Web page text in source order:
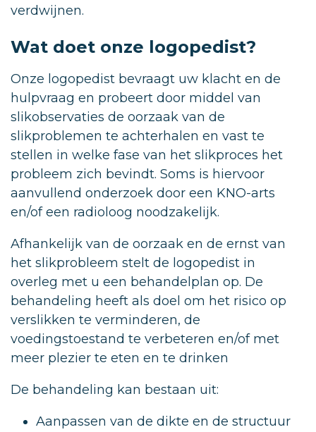
verdwijnen.
Wat doet onze logopedist?
Onze logopedist bevraagt uw klacht en de
hulpvraag en probeert door middel van
slikobservaties de oorzaak van de
slikproblemen te achterhalen en vast te
stellen in welke fase van het slikproces het
probleem zich bevindt. Soms is hiervoor
aanvullend onderzoek door een KNO-arts
en/of een radioloog noodzakelijk.
Afhankelijk van de oorzaak en de ernst van
het slikprobleem stelt de logopedist in
overleg met u een behandelplan op. De
behandeling heeft als doel om het risico op
verslikken te verminderen, de
voedingstoestand te verbeteren en/of met
meer plezier te eten en te drinken
De behandeling kan bestaan uit:
Aanpassen van de dikte en de structuur